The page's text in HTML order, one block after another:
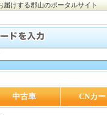
けする郡山のポータルサイト
中古車 CNカ